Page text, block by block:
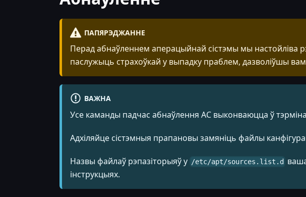
ПАПЯРЭДЖАННЕ
Перад абнаўленнем аперацыйнай сістэмы мы настойліва
паслужыць страхоўкай у выпадку праблем, дазволіўшы вам
ВАЖНА
Усе каманды падчас абнаўлення АС выконваюцца ў
Адхіляйце сістэмныя прапановы замяніць файлы
Назвы файлаў рэпазіторыяў у /etc/apt/sources.list.d
інструкцыях.